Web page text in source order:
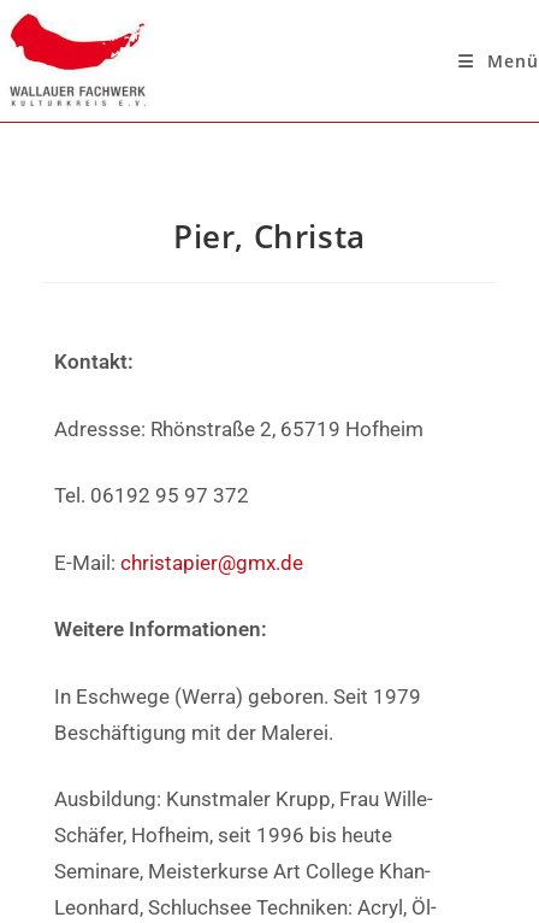
Menü
Pier, Christa
Kontakt:
Adressse: Rhönstraße 2, 65719 Hofheim
Tel. 06192 95 97 372
E-Mail: christapier@gmx.de
Weitere Informationen:
In Eschwege (Werra) geboren. Seit 1979
Beschäftigung mit der Malerei.
Ausbildung: Kunstmaler Krupp, Frau Wille-
Schäfer, Hofheim, seit 1996 bis heute
Seminare, Meisterkurse Art College Khan-
Leonhard, Schluchsee Techniken: Acryl, Öl-